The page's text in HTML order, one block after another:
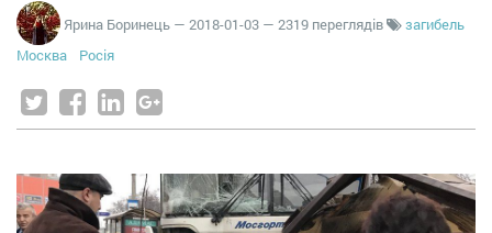
Ярина Боринець — 2018-01-03 — 2319 переглядів
загибель
Москва
Росія